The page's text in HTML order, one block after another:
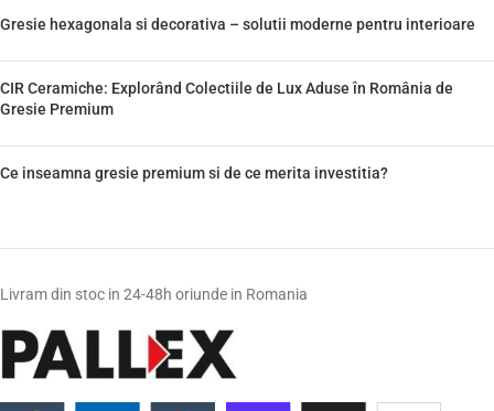
Gresie hexagonala si decorativa – solutii moderne pentru interioare
CIR Ceramiche: Explorând Colectiile de Lux Aduse în România de
Gresie Premium
Ce inseamna gresie premium si de ce merita investitia?
Livram din stoc in 24-48h oriunde in Romania